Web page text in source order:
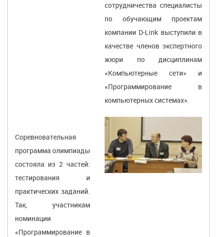
сотрудничества специалисты
по обучающим проектам
компании D-Link выступили в
качестве членов экспертного
жюри по дисциплинам
«Компьютерные сети» и
«Программирование в
компьютерных системах».
Соревновательная
программа олимпиады
состояла из 2 частей:
тестирования и
практических заданий.
Так, участникам
номинации
«Программирование в